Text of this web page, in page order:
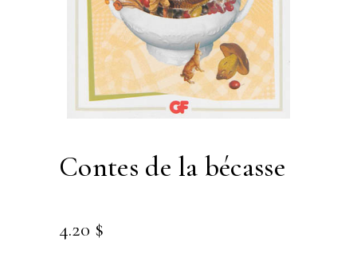
contes de la bécasse
4.20 $